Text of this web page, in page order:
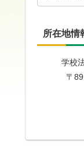
所在地情
学校
〒